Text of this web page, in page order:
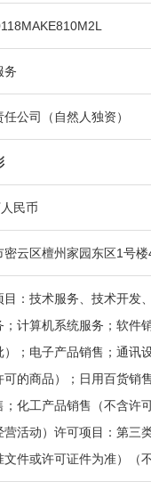
务
公司（自然人独资）
民币
密云区檀州家园东区1号
目：技术服务、技术开发
；计算机系统服务；软件
）；电子产品销售；通讯
可的商品）；日用百货销
；化工产品销售（不含许
营活动）许可项目：第三
文件或许可证件为准）（